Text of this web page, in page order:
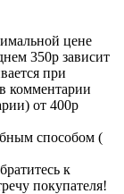
цене
350р зависит
при
комментарии
от 400р
способом (
к
покупателя!